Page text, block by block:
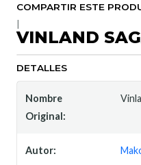
COMPARTIR ESTE
VINLAND
DETALLES
Nombre
Original:
Autor: